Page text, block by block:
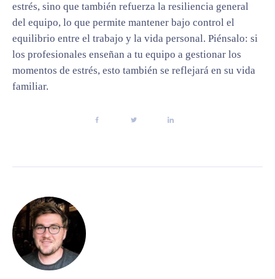
estrés, sino que también refuerza la resiliencia general
del equipo, lo que permite mantener bajo control el
equilibrio entre el trabajo y la vida personal. Piénsalo: si
los profesionales enseñan a tu equipo a gestionar los
momentos de estrés, esto también se reflejará en su vida
familiar.